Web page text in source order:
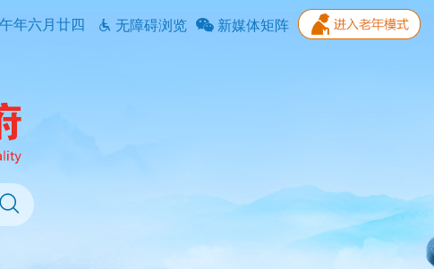
年六月廿四 无障碍浏览 新媒体矩阵